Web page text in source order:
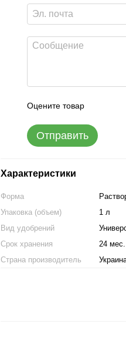
Оцените товар
Отправить
Характеристики
Форма
Упаковка (объем)
1 л
Вид удобрений
Срок хранения
24 мес.
Страна производитель